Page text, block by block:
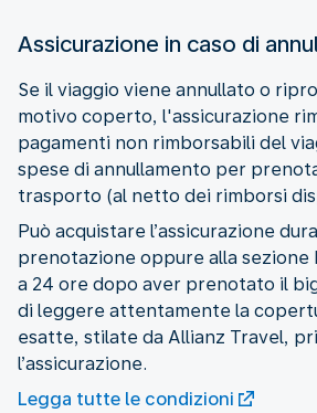
Assicurazione in caso di
Se il viaggio viene annullato o
motivo coperto, l'assicurazione
pagamenti non rimborsabili del
spese di annullamento per
Può acquistare l’assicurazione
prenotazione oppure alla sezione
a 24 ore dopo aver prenotato il
di leggere attentamente la
esatte, stilate da Allianz Travel,
l’assicurazione.
Legga tutte le condizioni